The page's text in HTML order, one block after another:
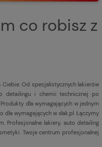
co robisz z
Ciebie. Od specjalistycznych lakierów
detailingu i chemii technicznej po
dla wymagających w jednym
dla wymagających w xlak.pl. Łączymy
Profesjonalne lakiery, auto detailing
Twoje centrum profesjonalnej